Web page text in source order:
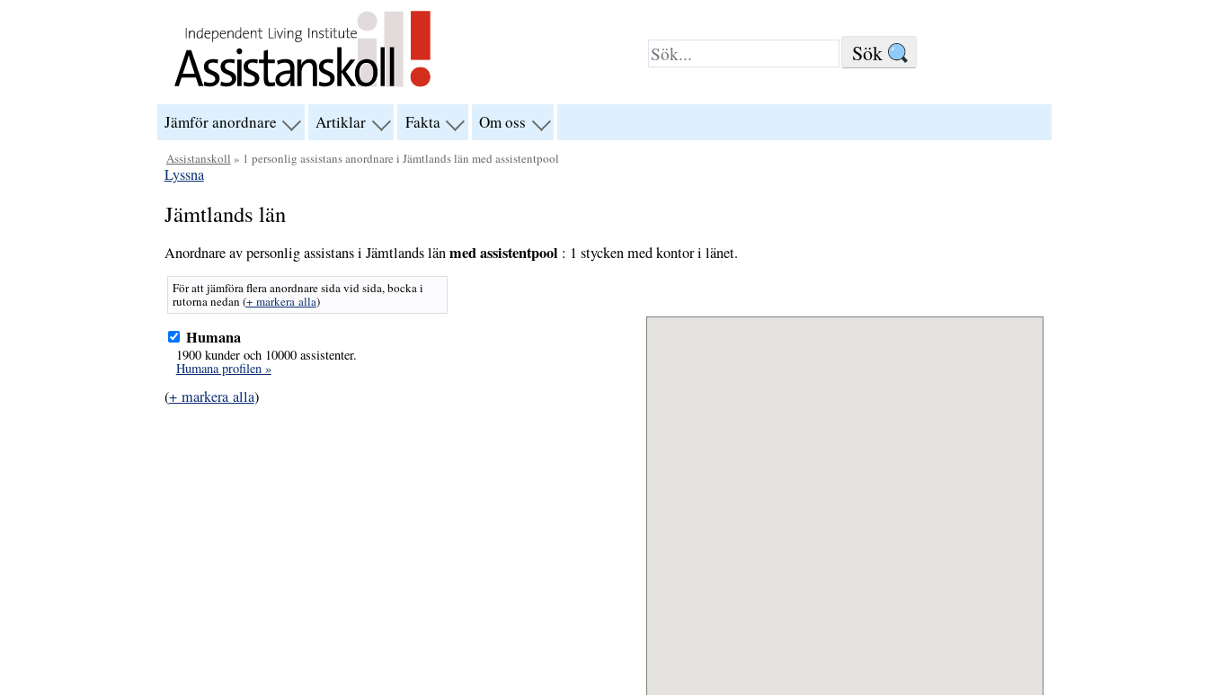
Jämför anordnare
visa
menyn
för
Artiklar visa
menyn
för
Fakta visa
menyn
för
Om oss
visa
menyn
för
Assistanskoll » 1 personlig assistans anordnare i Jämtlands län med assistentpool
Lyssna
Jämtlands län
Anordnare av personlig assistans i Jämtlands länmed assistentpool : 1 stycken med kontor i länet.
För att jämföra flera anordnare sida vid sida, bocka i
rutorna nedan (+ markera alla)
Humana
1900 kunder och 10000 assistenter.
Humana profilen »
(+ markera alla)